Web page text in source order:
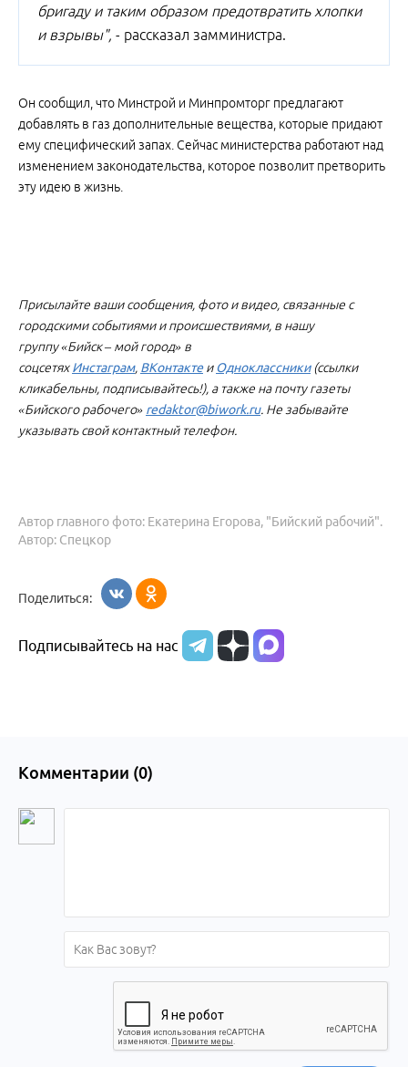
бригаду и таким образом предотвратить хлопки
и взрывы", - рассказал замминистра.
Он сообщил, что Минстрой и Минпромторг предлагают
добавлять в газ дополнительные вещества, которые придают
ему специфический запах. Сейчас министерства работают над
изменением законодательства, которое позволит претворить
эту идею в жизнь.
Присылайте ваши сообщения, фото и видео, связанные с
городскими событиями и происшествиями, в нашу
группу «Бийск – мой город» в
соцсетяхИнстаграм, ВКонтактеиОдноклассники(ссылки
кликабельны, подписывайтесь!), а также на почту газеты
«Бийского рабочего» redaktor@biwork.ru. Не забывайте
указывать свой контактный телефон.
Автор: Спецкор
Автор главного фото: Екатерина Егорова, "Бийский рабочий".
Поделиться:
Подписывайтесь на нас
Комментарии (0)